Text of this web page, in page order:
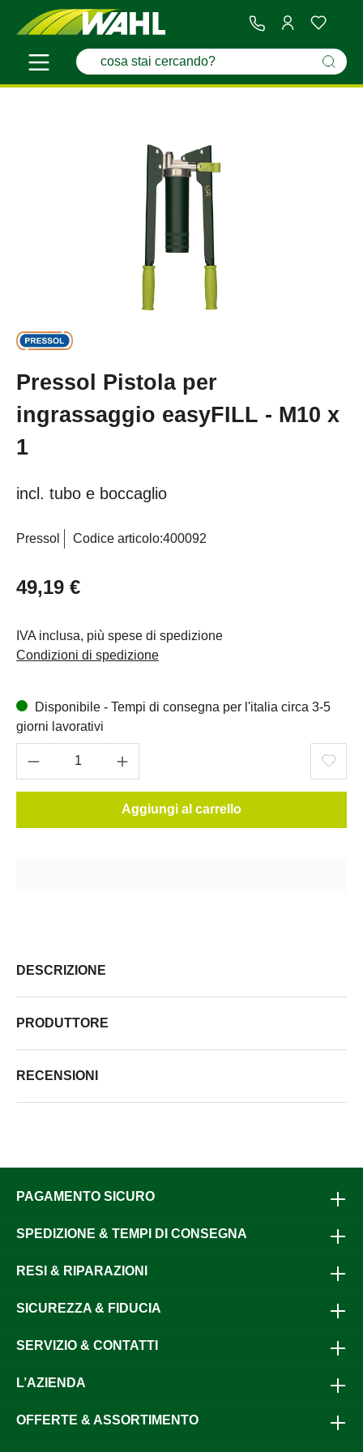
Pressol Pistola per
ingrassaggio easyFILL - M10 x
1
incl. tubo e boccaglio
Pressol Codice articolo:400092
49,19 €
IVA inclusa, più spese di spedizione
Condizioni di spedizione
Disponibile - Tempi di consegna per l'italia circa 3-5
giorni lavorativi
Aggiungi al carrello
DESCRIZIONE
PRODUTTORE
RECENSIONI
PAGAMENTO SICURO
SPEDIZIONE & TEMPI DI CONSEGNA
RESI & RIPARAZIONI
SICUREZZA & FIDUCIA
SERVIZIO & CONTATTI
L’AZIENDA
OFFERTE & ASSORTIMENTO